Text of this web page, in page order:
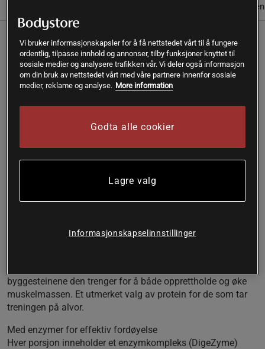
Næringsinformasjon &
Triple Whey Protein fra Delta kombinerer tre former for myse
i form av isolat, konsentrat og hydrolysat. Den gir +23 gram
protein av høy kvalitet per porsjon. Pulveret inneholder også
DigeZyme, et enzymkompleks som letter nedbrytningen av
Uten tilsatt sukker
For trening og restitusjon
men bidrar også til et jevnere og litt kremere protein for de
byggesteinene den trenger for å både opprettholde og øke
muskelmassen. Et utmerket valg av protein for de som tar
treningen på alvor.
Med enzymer for effektiv fordøyelse
Hver porsjon inneholder et enzymkompleks (DigeZyme)
Vi bruker informasjonskapsler for å få nettstedet vårt til å fungere
ordentlig, tilpasse innhold og annonser, tilby funksjoner knyttet til
sosiale medier og analysere trafikken vår. Vi deler også informasjon
om din bruk av nettstedet vårt med våre partnere innenfor sosiale
medier, reklame og analyse. More information
Godta alle cookier
Lagre valg
Informasjonskapselinnstillinger